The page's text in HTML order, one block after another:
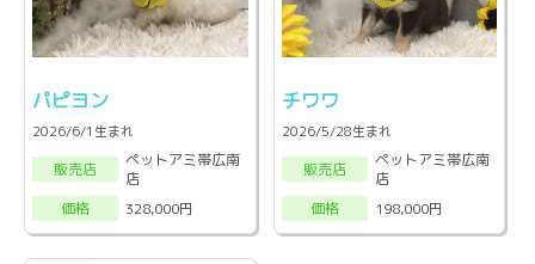
パピヨン
2026/6/1生まれ
販売店
ペットアミ帯広南
店
価格
328,000円
チワワ
2026/5/28生まれ
販売店
ペットアミ帯広南
店
価格
198,000円